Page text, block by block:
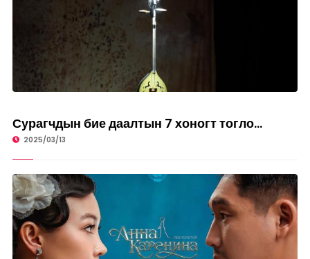
Сурагчдын бие даалтын 7 хоногт тогло...
2025/03/13